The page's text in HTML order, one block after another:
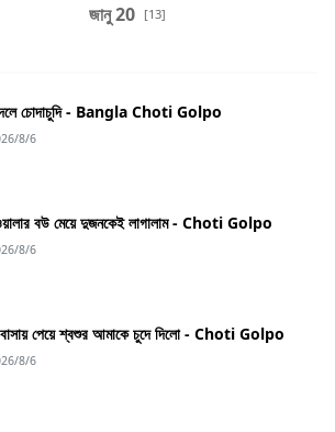
জানু 20 [13]
চোদাচুদি - Bangla Choti Golpo
8/6
বউ মেয়ে দুজনকেই লাগালাম - Choti Golpo
8/6
বাসায় পেয়ে শ্বশুর আমাকে চুদে দিলো - Choti Golpo
8/6